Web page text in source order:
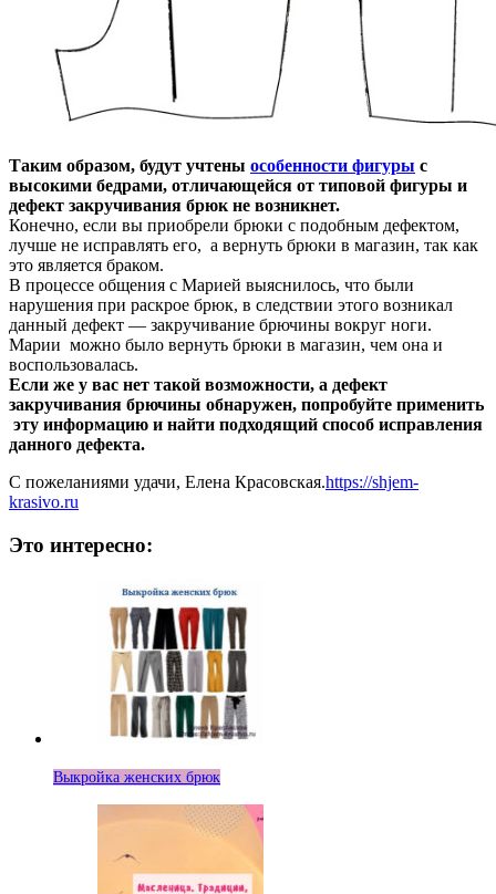
Таким образом, будут учтены особенности фигуры с
высокими бедрами, отличающейся от типовой фигуры и
дефект закручивания брюк не возникнет.
Конечно, если вы приобрели брюки с подобным дефектом,
лучше не исправлять его, а вернуть брюки в магазин, так как
это является браком.
В процессе общения с Марией выяснилось, что были
нарушения при раскрое брюк, в следствии этого возникал
данный дефект — закручивание брючины вокруг ноги.
Марии можно было вернуть брюки в магазин, чем она и
воспользовалась.
Если же у вас нет такой возможности, а дефект
закручивания брючины обнаружен, попробуйте применить
эту информацию и найти подходящий способ исправления
данного дефекта.
С пожеланиями удачи, Елена Красовская.https://shjem-
krasivo.ru
Это интересно:
Выкройка женских брюк